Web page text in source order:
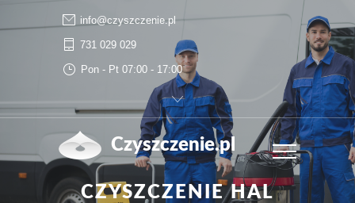
info@czyszczenie.pl
731 029 029
Pon - Pt 07:00 - 17:00
Czyszczenie.pl
CZYSZCZENIE HAL